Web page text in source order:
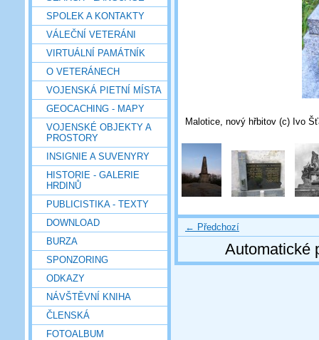
SPOLEK A KONTAKTY
VÁLEČNÍ VETERÁNI
VIRTUÁLNÍ PAMÁTNÍK
O VETERÁNECH
VOJENSKÁ PIETNÍ MÍSTA
GEOCACHING - MAPY
VOJENSKÉ OBJEKTY A
PROSTORY
INSIGNIE A SUVENYRY
HISTORIE - GALERIE
HRDINŮ
PUBLICISTIKA - TEXTY
DOWNLOAD
BURZA
SPONZORING
ODKAZY
NÁVŠTĚVNÍ KNIHA
ČLENSKÁ
FOTOALBUM
Malotice, nový hřbitov (c) Ivo
← Předchozí
Automatické